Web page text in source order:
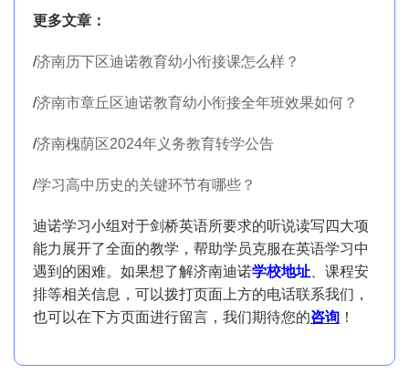
更多文章：
/济南历下区迪诺教育幼小衔接课怎么样？
/济南市章丘区迪诺教育幼小衔接全年班效果如何？
/济南槐荫区2024年义务教育转学公告
/学习高中历史的关键环节有哪些？
迪诺学习小组对于剑桥英语所要求的听说读写四大项
能力展开了全面的教学，帮助学员克服在英语学习中
遇到的困难。如果想了解济南迪诺学校地址 、课程安
排等相关信息，可以拨打页面上方的电话联系我们，
也可以在下方页面进行留言，我们期待您的咨询 ！